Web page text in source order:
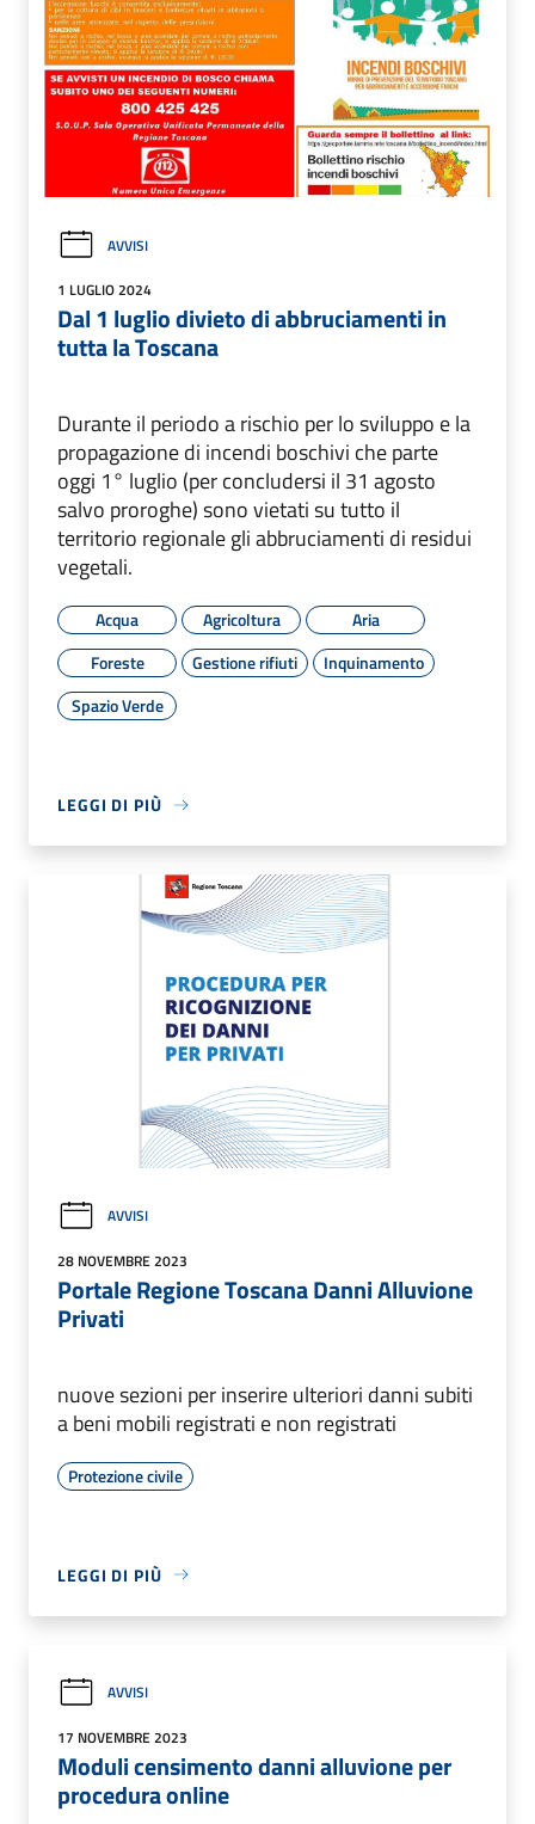
AVVISI
1 LUGLIO 2024
Dal 1 luglio divieto di abbruciamenti in
tutta la Toscana
Durante il periodo a rischio per lo sviluppo e la
propagazione di incendi boschivi che parte
oggi 1° luglio (per concludersi il 31 agosto
salvo proroghe) sono vietati su tutto il
territorio regionale gli abbruciamenti di residui
vegetali.
Acqua Agricoltura
Aria
Foreste
Gestione rifiuti
Inquinamento
Spazio Verde
LEGGI DI PIÙ
AVVISI
28 NOVEMBRE 2023
Portale Regione Toscana Danni Alluvione
Privati
nuove sezioni per inserire ulteriori danni subiti
a beni mobili registrati e non registrati
Protezione civile
LEGGI DI PIÙ
AVVISI
17 NOVEMBRE 2023
Moduli censimento danni alluvione per
procedura online